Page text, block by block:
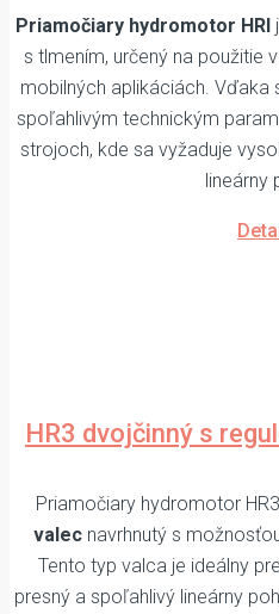
Priamočiary hydromotor HRI
s tlmením, určený na použitie
mobilných aplikáciách. Vďaka
spoľahlivým technickým
strojoch, kde sa vyžaduje
lineárny
HR3 dvojčinný s
Priamočiary hydromotor
valec navrhnutý s
Tento typ valca je ideálny
presný a spoľahlivý lineárny